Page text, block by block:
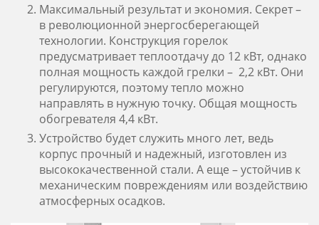
Максимальный результат и экономия. Секрет –
в революционной энергосберегающей
технологии. Конструкция горелок
предусматривает теплоотдачу до 12 кВт, однако
полная мощность каждой грелки – 2,2 кВт. Они
регулируются, поэтому тепло можно
направлять в нужную точку. Общая мощность
обогревателя 4,4 кВт.
Устройство будет служить много лет, ведь
корпус прочный и надежный, изготовлен из
высококачественной стали. А еще – устойчив к
механическим повреждениям или воздействию
атмосферных осадков.